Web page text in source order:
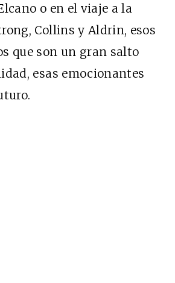
o en el viaje a la
Collins y Aldrin, esos
que son un gran salto
esas emocionantes